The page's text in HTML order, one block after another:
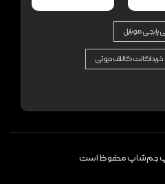
پابجی موبایل
خرید اکانت کالاف دیوتی
جم شاپ محفوظ است